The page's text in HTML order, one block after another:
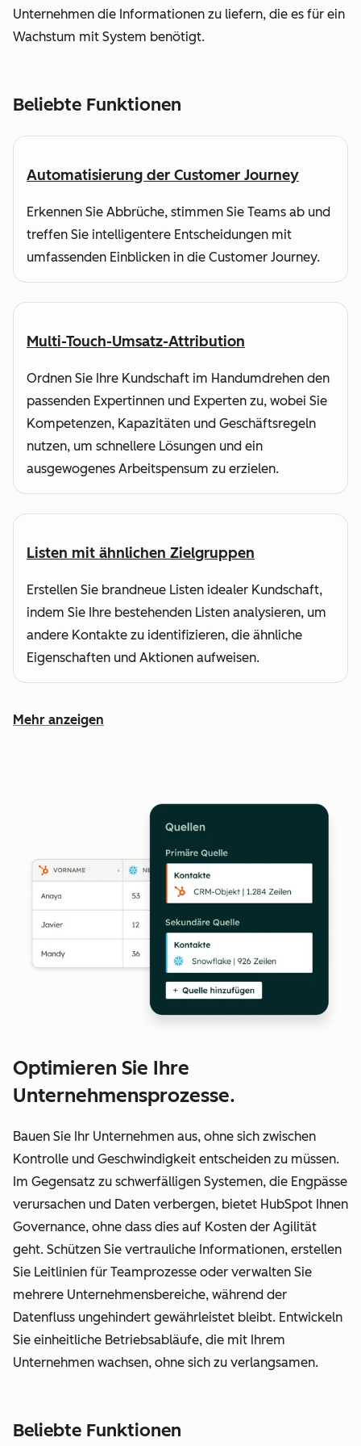
Unternehmen die Informationen zu liefern, die es für ein
Wachstum mit System benötigt.
Beliebte Funktionen
Automatisierung der Customer Journey
Erkennen Sie Abbrüche, stimmen Sie Teams ab und
treffen Sie intelligentere Entscheidungen mit
umfassenden Einblicken in die Customer Journey.
Multi-Touch-Umsatz-Attribution
Ordnen Sie Ihre Kundschaft im Handumdrehen den
passenden Expertinnen und Experten zu, wobei Sie
Kompetenzen, Kapazitäten und Geschäftsregeln
nutzen, um schnellere Lösungen und ein
ausgewogenes Arbeitspensum zu erzielen.
Listen mit ähnlichen Zielgruppen
Erstellen Sie brandneue Listen idealer Kundschaft,
indem Sie Ihre bestehenden Listen analysieren, um
andere Kontakte zu identifizieren, die ähnliche
Eigenschaften und Aktionen aufweisen.
Mehr anzeigen
Weitere Funktionen ansehen
Optimieren Sie Ihre
Unternehmensprozesse.
Bauen Sie Ihr Unternehmen aus, ohne sich zwischen
Kontrolle und Geschwindigkeit entscheiden zu müssen.
Im Gegensatz zu schwerfälligen Systemen, die Engpässe
verursachen und Daten verbergen, bietet HubSpot Ihnen
Governance, ohne dass dies auf Kosten der Agilität
geht. Schützen Sie vertrauliche Informationen, erstellen
Sie Leitlinien für Teamprozesse oder verwalten Sie
mehrere Unternehmensbereiche, während der
Datenfluss ungehindert gewährleistet bleibt. Entwickeln
Sie einheitliche Betriebsabläufe, die mit Ihrem
Unternehmen wachsen, ohne sich zu verlangsamen.
Beliebte Funktionen